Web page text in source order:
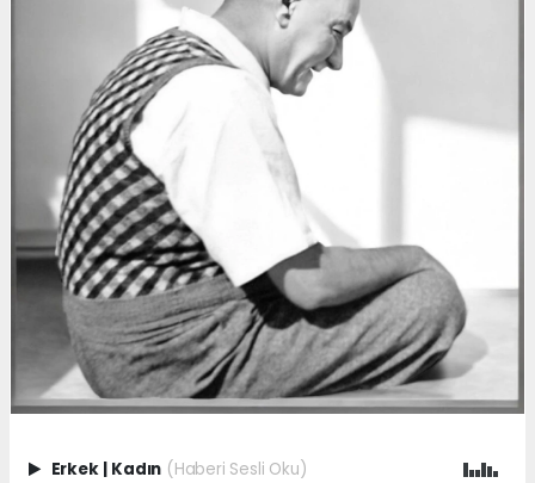
Erkek Kadın (Haberi Sesli Oku)